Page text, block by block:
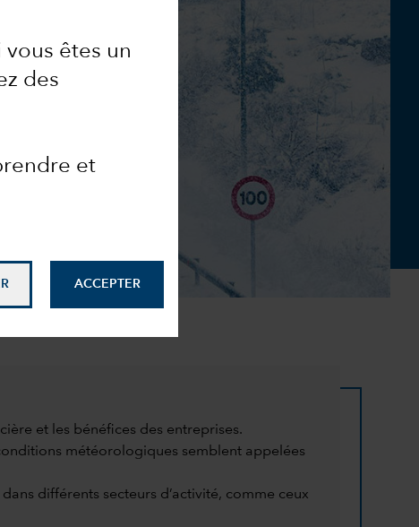
vous êtes un
des
et
ACCEPTER
et les bénéfices des entreprises.
météorologiques semblent appelées
différents secteurs d’activité, comme ceux